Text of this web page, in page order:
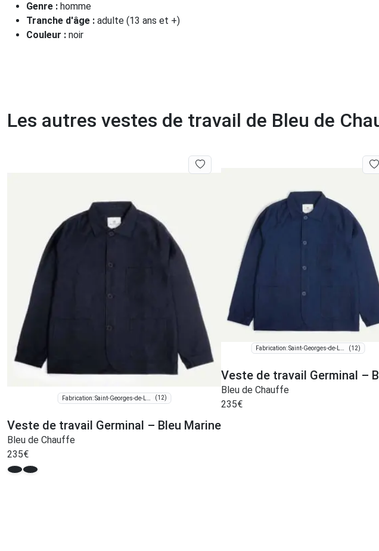
Genre : homme
Tranche d'âge : adulte (13 ans et +)
Couleur : noir
Les autres vestes de travail de Bleu de
(12)
Veste de travail Germinal – Bleu Marine
Bleu de Chauffe
235€
(12)
Veste de travail Germinal –
Bleu de Chauffe
235€